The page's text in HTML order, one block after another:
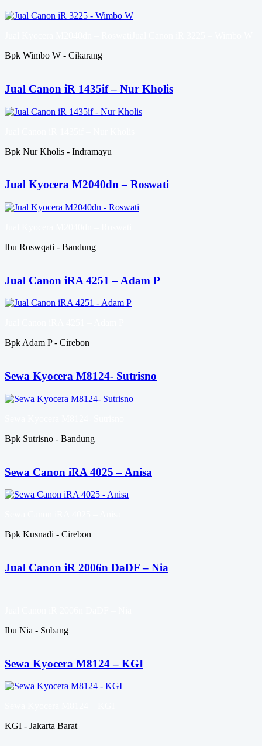
Bpk Wimbo W - Cikarang
Jual Canon iR 1435if – Nur Kholis
Bpk Nur Kholis - Indramayu
Jual Kyocera M2040dn – Roswati
Ibu Roswqati - Bandung
Jual Canon iRA 4251 – Adam P
Bpk Adam P - Cirebon
Sewa Kyocera M8124- Sutrisno
Bpk Sutrisno - Bandung
Sewa Canon iRA 4025 – Anisa
Bpk Kusnadi - Cirebon
Jual Canon iR 2006n DaDF – Nia
Ibu Nia - Subang
Sewa Kyocera M8124 – KGI
KGI - Jakarta Barat